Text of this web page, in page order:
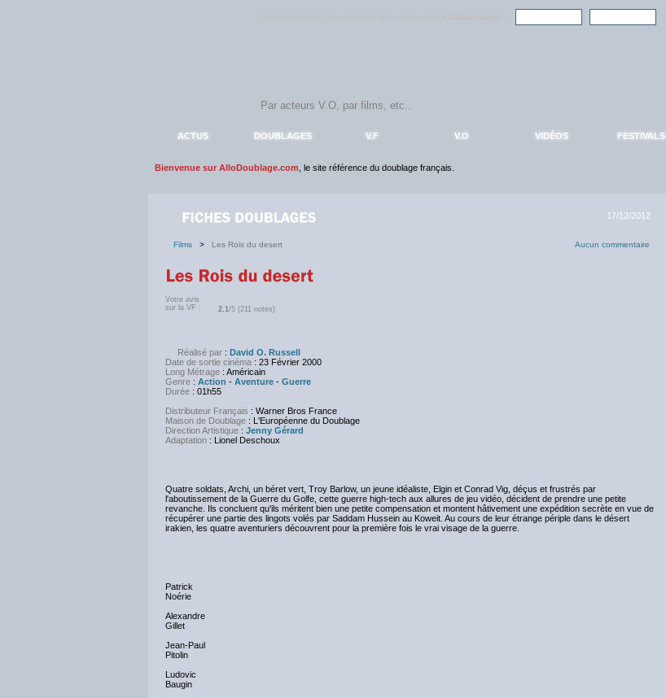
ACTUS DOUBLAGES V.F V.O VIDÉOS FESTIVALS
Bienvenue sur AlloDoublage.com , le site référence du doublage français.
17/12/2012
Films > Les Rois du desert Aucun commentaire
Votre avis
sur la VF :
2.1/5 (211 notes)
Réalisé par : David O. Russell
Date de sortie cinéma : 23 Février 2000
Long Métrage : Américain
Genre : Action - Aventure - Guerre
Durée : 01h55
Distributeur Français : Warner Bros France
Maison de Doublage : L'Européenne du Doublage
Direction Artistique : Jenny Gérard
Adaptation : Lionel Deschoux
Quatre soldats, Archi, un béret vert, Troy Barlow, un jeune idéaliste, Elgin et Conrad Vig, déçus et frustrés par
l'aboutissement de la Guerre du Golfe, cette guerre high-tech aux allures de jeu vidéo, décident de prendre une petite
revanche. Ils concluent qu'ils méritent bien une petite compensation et montent hâtivement une expédition secrète en vue de
récupérer une partie des lingots volés par Saddam Hussein au Koweit. Au cours de leur étrange périple dans le désert
irakien, les quatre aventuriers découvrent pour la première fois le vrai visage de la guerre.
Patrick
Noérie
Alexandre
Gillet
Jean-Paul
Pitolin
Ludovic
Baugin